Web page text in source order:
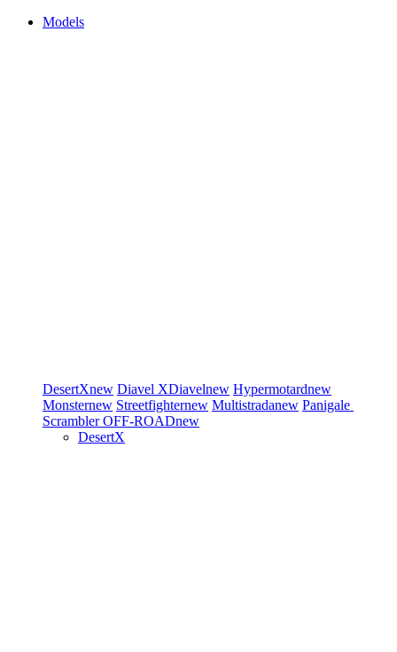
Models
DesertXnew Diavel XDiavelnew Hypermotardnew
Monsternew Streetfighternew Multistradanew Panigale
ScramblerOFF-ROADnew
DesertX